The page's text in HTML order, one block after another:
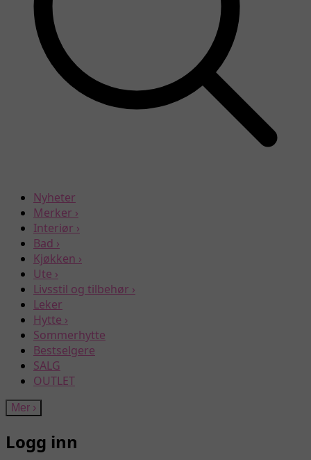
Nyheter
Merker ›
Interiør ›
Bad ›
Kjøkken ›
Ute ›
Livsstil og tilbehør ›
Leker
Hytte ›
Sommerhytte
Bestselgere
SALG
OUTLET
Mer ›
Logg inn